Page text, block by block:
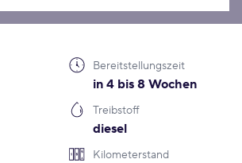
Bereitstellungszeit
in 4 bis 8 Wochen
Treibstoff
diesel
Kilometerstand